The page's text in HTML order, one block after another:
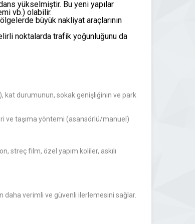
yükselmiştir. Bu yeni yapılar
vb.) olabilir.
büyük nakliyat araçlarının
noktalarda trafik yoğunluğunu da
kat durumunun, sokak genişliğinin ve park
ve taşıma yöntemi (asansörlü/manuel)
streç film, özel yapım koliler, askılı
daha verimli ve güvenli ilerlemesini sağlar.